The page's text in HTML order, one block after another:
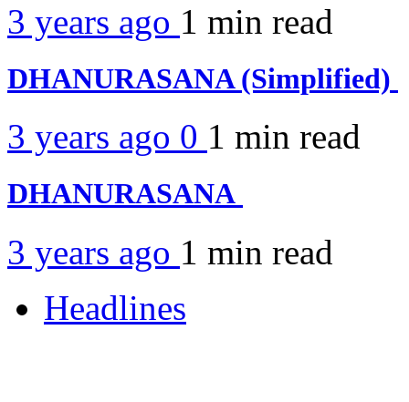
3 years ago 1 min read
DHANURASANA (Simplified)
3 years ago 0 1 min read
DHANURASANA
3 years ago 1 min read
Headlines